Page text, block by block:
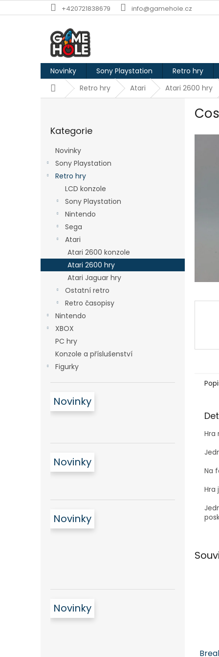
na
+420721838679 info@gamehole.cz
Novinky Sony Playstation Retro hry
DomůRetro hry Atari Atari 2600 hry
kategorie
Kategorie
Novinky
Sony Playstation
Retro hry
LCD konzole
Sony Playstation
Nintendo
Sega
Atari
Atari 2600 konzole
Atari 2600 hry
Atari Jaguar hry
Ostatní retro
Retro časopisy
Nintendo
XBOX
PC hry
Konzole a příslušenství
Figurky
Novinky
Novinky
Novinky
Novinky
Hra
Na
Hra